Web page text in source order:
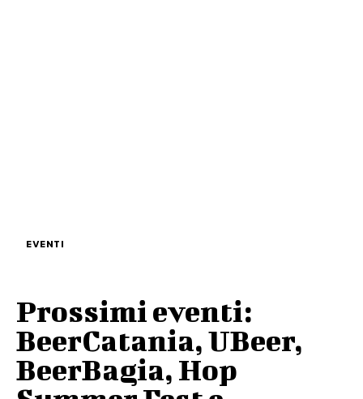
EVENTI
Prossimi eventi:
BeerCatania, UBeer,
BeerBagia, Hop